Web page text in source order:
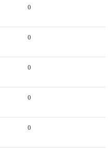
0
0
0
0
0